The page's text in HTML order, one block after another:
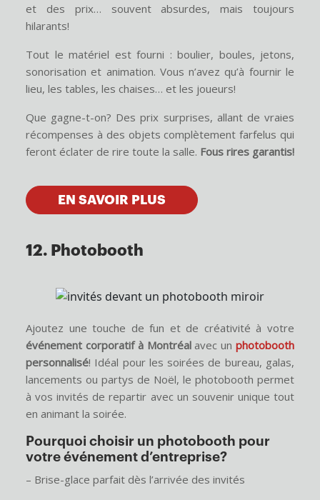
et des prix… souvent absurdes, mais toujours
hilarants!
Tout le matériel est fourni : boulier, boules, jetons,
sonorisation et animation. Vous n’avez qu’à fournir le
lieu, les tables, les chaises… et les joueurs!
Que gagne-t-on? Des prix surprises, allant de vraies
récompenses à des objets complètement farfelus qui
feront éclater de rire toute la salle. Fous rires garantis!
EN SAVOIR PLUS
12. Photobooth
Ajoutez une touche de fun et de créativité à votre
événement corporatif à Montréalavec un photobooth
personnalisé! Idéal pour les soirées de bureau, galas,
lancements ou partys de Noël, le photobooth permet
à vos invités de repartir avec un souvenir unique tout
en animant la soirée.
Pourquoi choisir un photobooth pour
votre événement d’entreprise?
– Brise-glace parfait dès l’arrivée des invités